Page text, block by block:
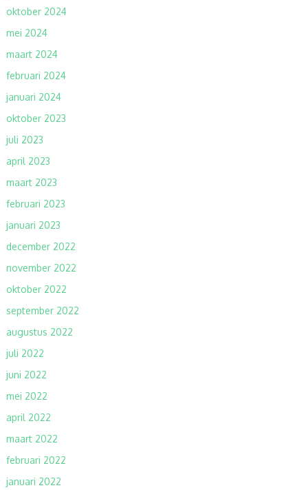
oktober 2024
mei 2024
maart 2024
februari 2024
januari 2024
oktober 2023
juli 2023
april 2023
maart 2023
februari 2023
januari 2023
december 2022
november 2022
oktober 2022
september 2022
augustus 2022
juli 2022
juni 2022
mei 2022
april 2022
maart 2022
februari 2022
januari 2022